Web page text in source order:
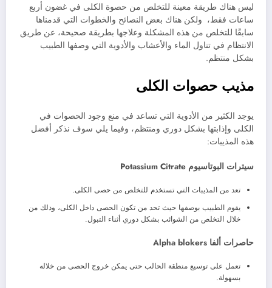
ليس هناك طريقة معينة للتخلص من حصوة الكلى في غضون أربع
ساعات فقط، ولكن هناك بعض النصائح والخطوات التي قدمناها
سابقًا للتخلص من هذه المشكلة وعلاجها بطريقة صحيحة، عن طريق
الانتظام في تناول الماء والأعشاب والأدوية التي وصفها الطبيب
بشكل منتظم.
مذيب حصوات الكلى
يوجد الكثير من الأدوية التي تساعد في منع وجود الحصوات في
الكلى وإذابتها بشكل دوري ومنتظم، وفيما يلي سوف نذكر أفضل
هذه المذيبات:
سيترات البوتاسيوم Potassium Citrate
تعد من المذيبات التي تستخدم للتخلص من حصى الكلى.
يقوم الطبيب بوصفها حيث تحد من تكون الحصى داخل الكلى، وذلك من
خلال التخلص من الشوائب بشكل دوري أثناء التبول.
حاصرات ألفا Alpha blokers
تعمل على توسيع منطقة الحالب حتى يمكن خروج الحصى من خلاله
بسهولة.